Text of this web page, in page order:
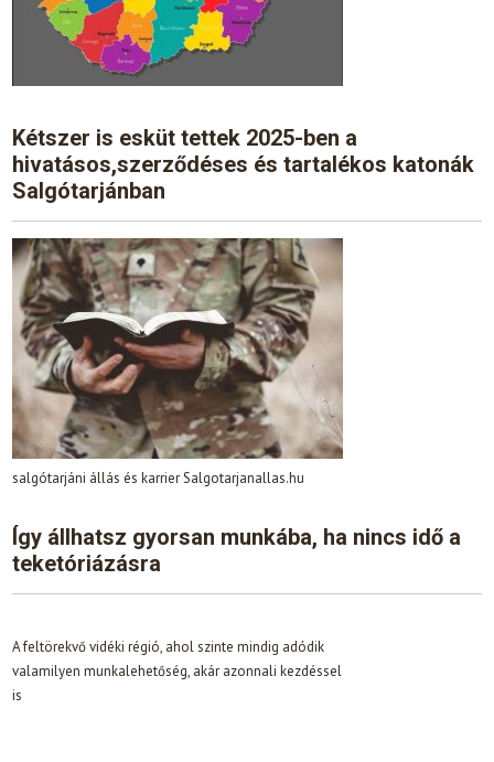
Kétszer is esküt tettek 2025-ben a
hivatásos,szerződéses és tartalékos katonák
Salgótarjánban
salgótarjáni állás és karrier Salgotarjanallas.hu
Így állhatsz gyorsan munkába, ha nincs idő a
teketóriázásra
A feltörekvő vidéki régió, ahol szinte mindig adódik
valamilyen munkalehetőség, akár azonnali kezdéssel
is